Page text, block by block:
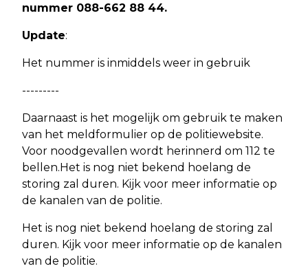
nummer 088-662 88 44.
Update:
Het nummer is inmiddels weer in gebruik
---------
Daarnaast is het mogelijk om gebruik te maken
van het meldformulier op de politiewebsite.
Voor noodgevallen wordt herinnerd om 112 te
bellen.Het is nog niet bekend hoelang de
storing zal duren. Kijk voor meer informatie op
de kanalen van de politie.
Het is nog niet bekend hoelang de storing zal
duren. Kijk voor meer informatie op de kanalen
van de politie.